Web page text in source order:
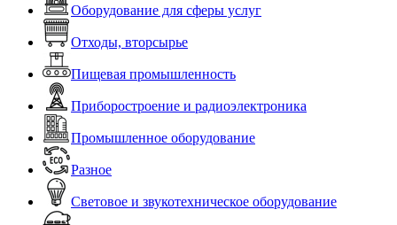
Оборудование для сферы услуг
Отходы, вторсырье
Пищевая промышленность
Приборостроение и радиоэлектроника
Промышленное оборудование
Разное
Световое и звукотехническое оборудование